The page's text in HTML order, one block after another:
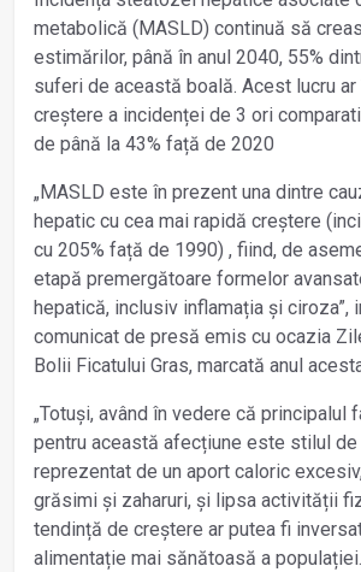
metabolică (MASLD) continuă să
estimărilor, până în anul 2040, 55%
suferi de această boală. Acest lucru ar
creștere a incidenței de 3 ori
de până la 43% față de 2020
„MASLD este în prezent una dintre
hepatic cu cea mai rapidă creștere
cu 205% față de 1990) , fiind, de
etapă premergătoare formelor
hepatică, inclusiv inflamația și ciroza”,
comunicat de presă emis cu ocazia
Bolii Ficatului Gras, marcată anul
„Totuși, având în vedere că principalul
pentru această afecțiune este stilul
reprezentat de un aport caloric
grăsimi și zaharuri, și lipsa activității
tendință de creștere ar putea fi
alimentație mai sănătoasă a